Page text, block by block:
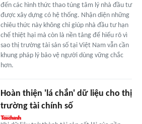
đến các hình thức thao túng tâm lý nhà đầu tư
được xây dựng có hệ thống. Nhận diện những
chiêu thức này không chỉ giúp nhà đầu tư hạn
chế thiệt hại mà còn là nền tảng để hiểu rõ vì
sao thị trường tài sản số tại Việt Nam vẫn cần
khung pháp lý bảo vệ người dùng vững chắc
hơn.
Hoàn thiện 'lá chắn' dữ liệu cho thị
trường tài chính số